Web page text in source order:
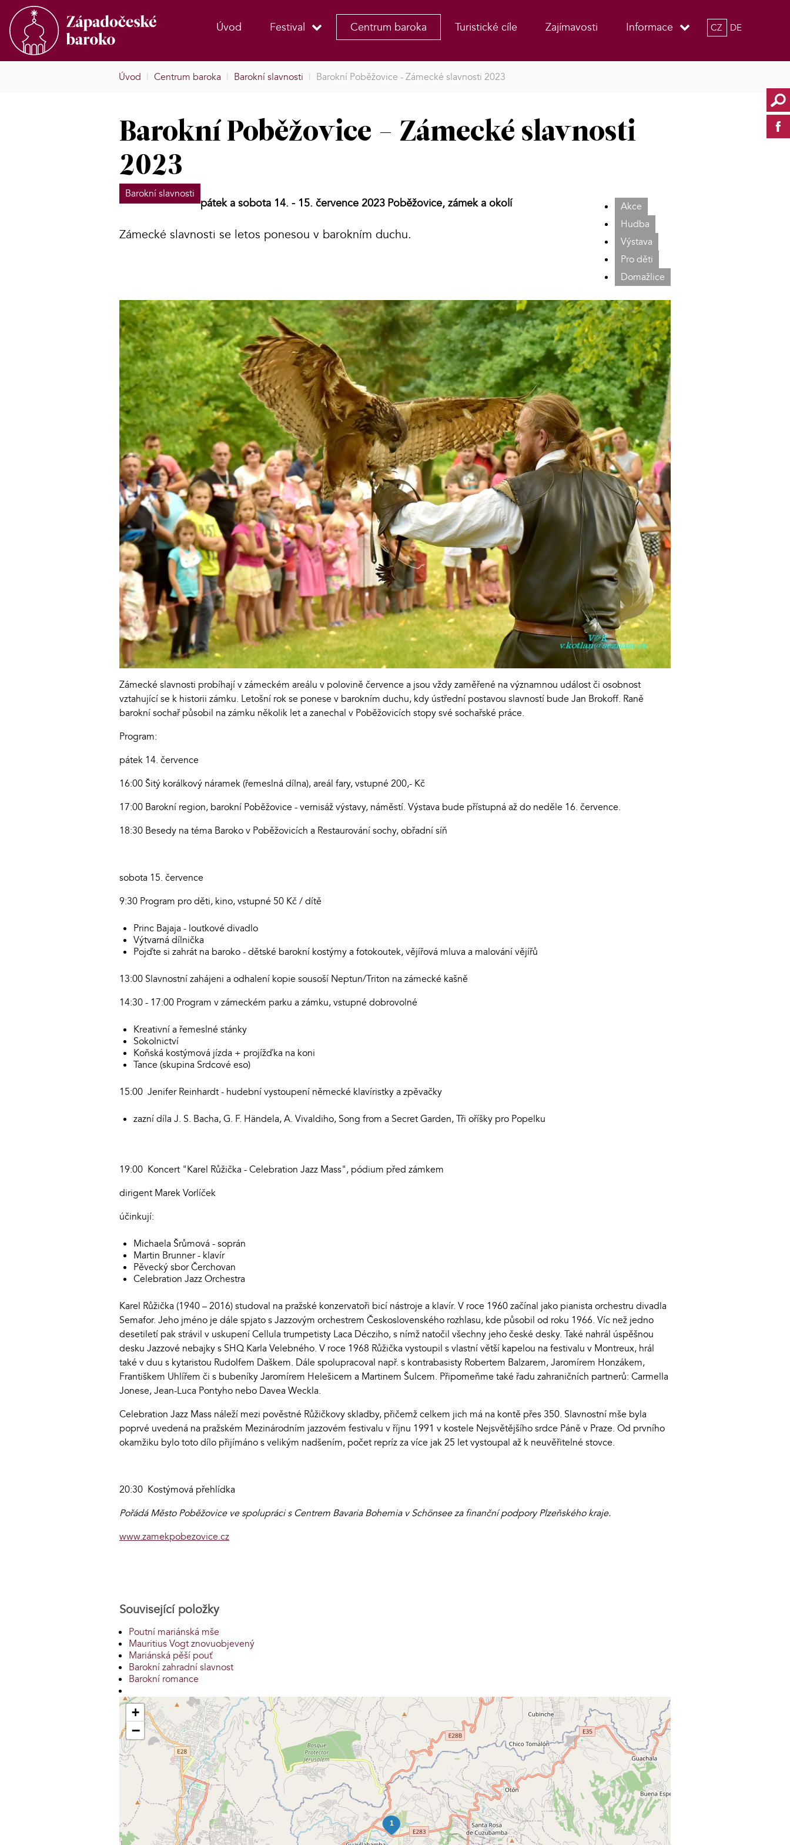
Úvod Festival Centrum baroka Turistické cíle Zajímavosti Informace CZ DE
Úvod | Centrum baroka | Barokní slavnosti | Barokní Poběžovice - Zámecké slavnosti 2023
Barokní Poběžovice - Zámecké slavnosti
2023
Barokní slavnosti
Akce
Hudba
Výstava
Pro děti
Domažlice
pátek a sobota 14. - 15. července 2023 Poběžovice, zámek a okolí
Zámecké slavnosti se letos ponesou v barokním duchu.
Zámecké slavnosti probíhají v zámeckém areálu v polovině července a jsou vždy zaměřené na významnou událost či osobnost
vztahující se k historii zámku. Letošní rok se ponese v barokním duchu, kdy ústřední postavou slavností bude Jan Brokoff. Raně
barokní sochař působil na zámku několik let a zanechal v Poběžovicích stopy své sochařské práce.
Program:
pátek 14. července
16:00 Šitý korálkový náramek (řemeslná dílna), areál fary, vstupné 200,- Kč
17:00 Barokní region, barokní Poběžovice - vernisáž výstavy, náměstí. Výstava bude přístupná až do neděle 16. července.
18:30 Besedy na téma Baroko v Poběžovicích a Restaurování sochy, obřadní síň
sobota 15. července
9:30 Program pro děti, kino, vstupné 50 Kč / dítě
Princ Bajaja - loutkové divadlo
Výtvarná dílnička
Pojďte si zahrát na baroko - dětské barokní kostýmy a fotokoutek, vějířová mluva a malování vějířů
13:00 Slavnostní zahájeni a odhalení kopie sousoší Neptun/Triton na zámecké kašně
14:30 - 17:00 Program v zámeckém parku a zámku, vstupné dobrovolné
Kreativní a řemeslné stánky
Sokolnictví
Koňská kostýmová jízda + projížďka na koni
Tance (skupina Srdcové eso)
15:00 Jenifer Reinhardt - hudební vystoupení německé klavíristky a zpěvačky
zazní díla J. S. Bacha, G. F. Händela, A. Vivaldiho, Song from a Secret Garden, Tři oříšky pro Popelku
19:00 Koncert "Karel Růžička - Celebration Jazz Mass", pódium před zámkem
dirigent Marek Vorlíček
účinkují:
Michaela Šrůmová - soprán
Martin Brunner - klavír
Pěvecký sbor Čerchovan
Celebration Jazz Orchestra
Karel Růžička (1940 – 2016) studoval na pražské konzervatoři bicí nástroje a klavír. V roce 1960 začínal jako pianista orchestru divadla
Semafor. Jeho jméno je dále spjato s Jazzovým orchestrem Československého rozhlasu, kde působil od roku 1966. Víc než jedno
desetiletí pak strávil v uskupení Cellula trumpetisty Laca Décziho, s nímž natočil všechny jeho české desky. Také nahrál úspěšnou
desku Jazzové nebajky s SHQ Karla Velebného. V roce 1968 Růžička vystoupil s vlastní větší kapelou na festivalu v Montreux, hrál
také v duu s kytaristou Rudolfem Daškem. Dále spolupracoval např. s kontrabasisty Robertem Balzarem, Jaromírem Honzákem,
Františkem Uhlířem či s bubeníky Jaromírem Helešicem a Martinem Šulcem. Připomeňme také řadu zahraničních partnerů: Carmella
Jonese, Jean-Luca Pontyho nebo Davea Weckla.
Celebration Jazz Mass náleží mezi pověstné Růžičkovy skladby, přičemž celkem jich má na kontě přes 350. Slavnostní mše byla
poprvé uvedená na pražském Mezinárodním jazzovém festivalu v říjnu 1991 v kostele Nejsvětějšího srdce Páně v Praze. Od prvního
okamžiku bylo toto dílo přijímáno s velikým nadšením, počet repríz za více jak 25 let vystoupal až k neuvěřitelné stovce.
20:30 Kostýmová přehlídka
Pořádá Město Poběžovice ve spolupráci s Centrem Bavaria Bohemia v Schönsee za finanční podpory Plzeňského kraje.
www.zamekpobezovice.cz
Související položky
Poutní mariánská mše
Mauritius Vogt znovuobjevený
Mariánská pěší pouť
Barokní zahradní slavnost
Barokní romance
+
−